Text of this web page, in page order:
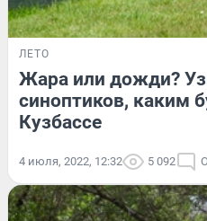
ЛЕТО
Жара или дожди?
синоптиков, каким
Кузбассе
4 июля, 2022, 12:32 5 092